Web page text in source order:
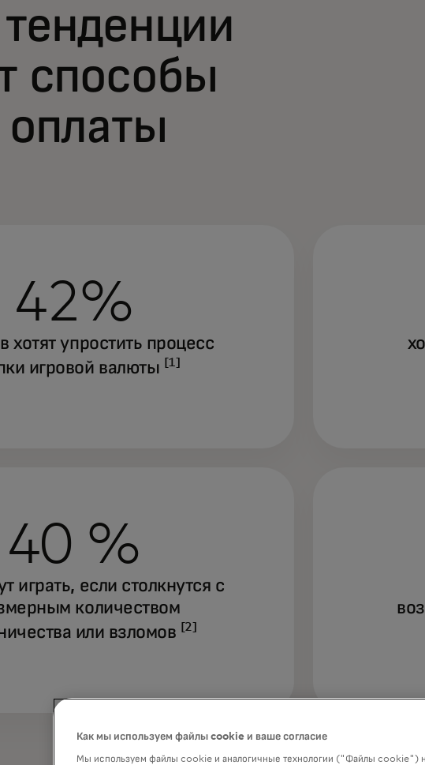
способы
42%
хотят упростить процесс
игровой валюты [1]
40 %
играть, если столкнутся с
количеством
или взломов [2]
Как мы используем файлы cookie и ваше согласие
Мы используем файлы cookie и аналогичные технологии ("Файлы cookie")